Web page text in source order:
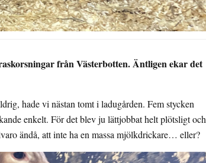
från Västerbotten. Äntligen ekar det
hade vi nästan tomt i ladugården. Fem stycken
enkelt. För det blev ju lättjobbat helt plötsligt och
ändå, att inte ha en massa mjölkdrickare… eller?